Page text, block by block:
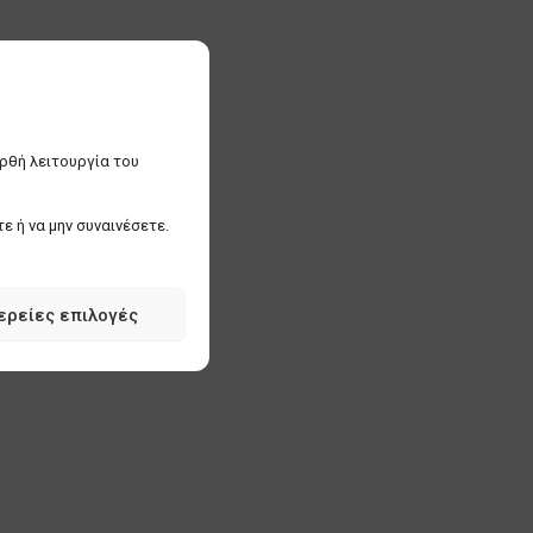
λειτουργία του
ή να μην συναινέσετε.
επιλογές